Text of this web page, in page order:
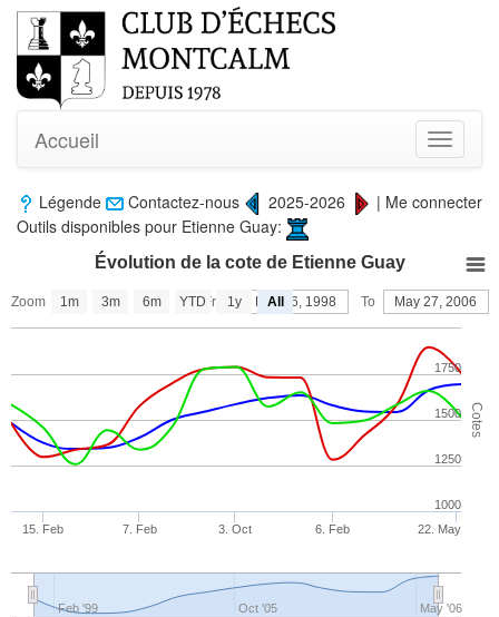
Toggle
Accueil
Légende Contactez-nous 2025-2026 | Me connecter
Outils disponibles pour Etienne Guay:
Zoom From Dec 26, 1998 To May 27, 2006
Cotes
Évolution de la cote de Etienne Guay
15. Feb 7. Feb 6. Feb 22. May
3. Oct
Oct '05 May '06
Feb '99
1500
1000
1250
1750
1m 3m 6m YTD 1y All